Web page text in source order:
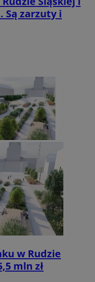
Są zarzuty i
w Rudzie
mln zł